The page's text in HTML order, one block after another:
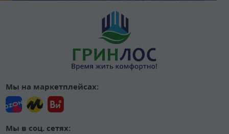
Мы на маркетплейсах:
Мы в соц. сетях: